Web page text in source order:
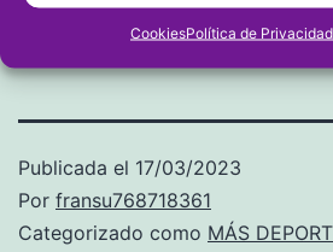
CookiesPolítica de Privacidad
Publicada el 17/03/2023
Por fransu768718361
Categorizado como MÁS